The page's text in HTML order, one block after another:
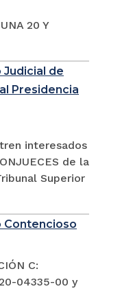
20 Y
de
Presidencia
interesados
de la
Superior
Contencioso
C:
04335-00 y